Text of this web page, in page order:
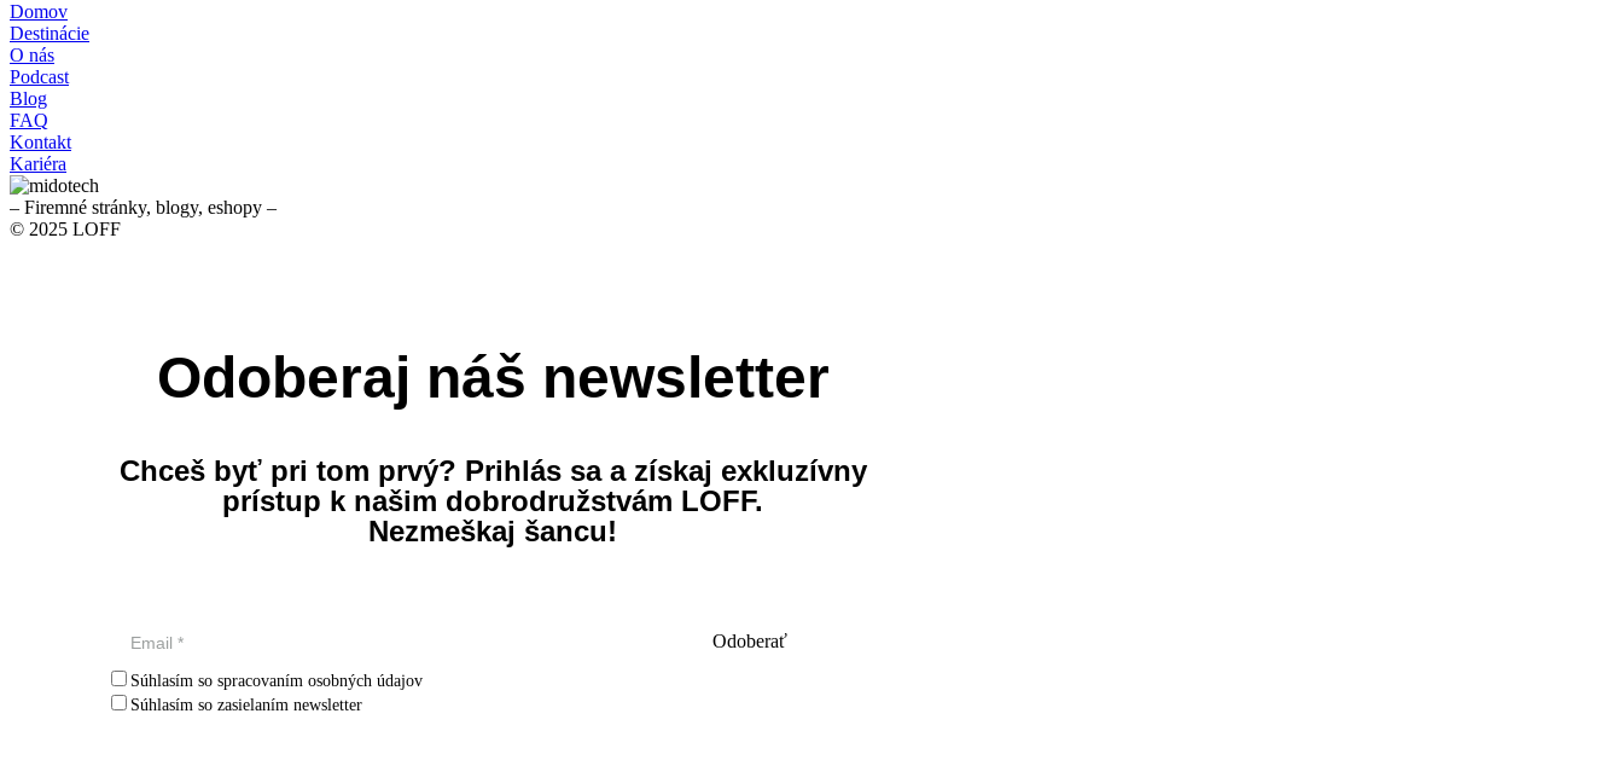
Domov
Destinácie
O nás
Podcast
Blog
FAQ
Kontakt
Kariéra
– Firemné stránky, blogy, eshopy –
© 2025 LOFF
Odoberaj náš newsletter
Chceš byť pri tom prvý? Prihlás sa a získaj exkluzívny
prístup k našim dobrodružstvám LOFF.
Nezmeškaj šancu!
Odoberať
Súhlasím so spracovaním osobných údajov
Súhlasím so zasielaním newsletter